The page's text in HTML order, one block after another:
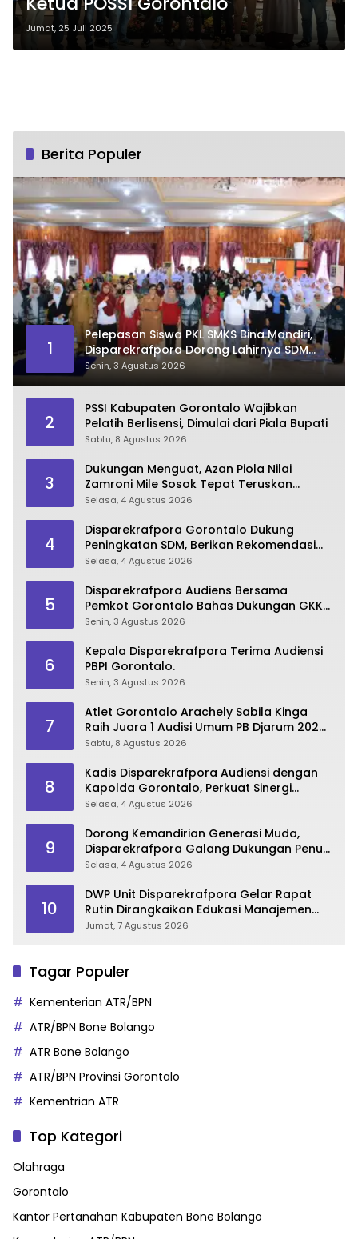
Jumat, 25 Juli 2025
Berita Populer
1
Pelepasan Siswa PKL SMKS Bina Mandiri,
Disparekrafpora Dorong Lahirnya SDM
Pariwisata Unggul
Senin, 3 Agustus 2026
2
PSSI Kabupaten Gorontalo Wajibkan
Pelatih Berlisensi, Dimulai dari Piala Bupati
Sabtu, 8 Agustus 2026
3
Dukungan Menguat, Azan Piola Nilai
Zamroni Mile Sosok Tepat Teruskan
Pembangunan Bone Bolango
Selasa, 4 Agustus 2026
4
Disparekrafpora Gorontalo Dukung
Peningkatan SDM, Berikan Rekomendasi
Studi S3 bagi Pegawai
Selasa, 4 Agustus 2026
5
Disparekrafpora Audiens Bersama
Pemkot Gorontalo Bahas Dukungan GKK
2026
Senin, 3 Agustus 2026
6
Kepala Disparekrafpora Terima Audiensi
PBPI Gorontalo.
Senin, 3 Agustus 2026
7
Atlet Gorontalo Arachely Sabila Kinga
Raih Juara 1 Audisi Umum PB Djarum 2026
di Makassar
Sabtu, 8 Agustus 2026
8
Kadis Disparekrafpora Audiensi dengan
Kapolda Gorontalo, Perkuat Sinergi
Sukseskan Gorontalo Karnaval Karawo
Selasa, 4 Agustus 2026
9
Dorong Kemandirian Generasi Muda,
Disparekrafpora Galang Dukungan Penuh
Para Aleg Deprov
Selasa, 4 Agustus 2026
10
DWP Unit Disparekrafpora Gelar Rapat
Rutin Dirangkaikan Edukasi Manajemen
Stres
Jumat, 7 Agustus 2026
Tagar Populer
Kementerian ATR/BPN
ATR/BPN Bone Bolango
ATR Bone Bolango
ATR/BPN Provinsi Gorontalo
Kementrian ATR
Top Kategori
Olahraga
Gorontalo
Kantor Pertanahan Kabupaten Bone Bolango